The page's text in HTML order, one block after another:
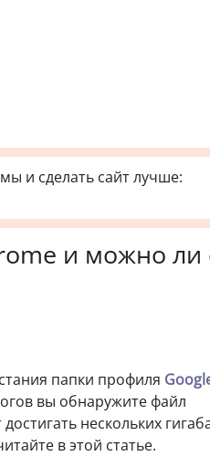
и сделать сайт лучше:
и можно ли
папки профиля
вы обнаружите файл
нескольких
в этой статье.